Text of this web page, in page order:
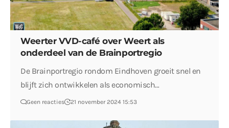
Weerter VVD-café over Weert als
onderdeel van de Brainportregio
De Brainportregio rondom Eindhoven groeit snel en
blijft zich ontwikkelen als economisch…
Geen reacties 21 november 2024 15:53